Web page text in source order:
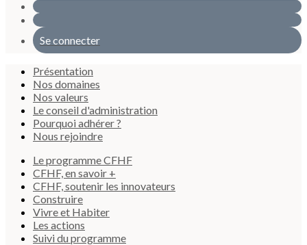
Se connecter
Présentation
Nos domaines
Nos valeurs
Le conseil d'administration
Pourquoi adhérer ?
Nous rejoindre
Le programme CFHF
CFHF, en savoir +
CFHF, soutenir les innovateurs
Construire
Vivre et Habiter
Les actions
Suivi du programme